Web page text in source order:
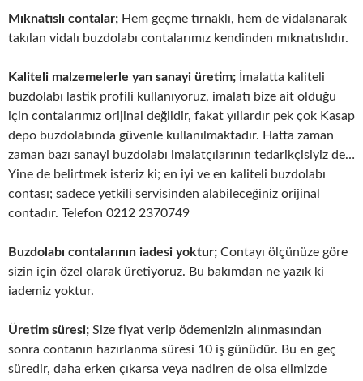
Mıknatıslı contalar; Hem geçme tırnaklı, hem de vidalanarak
takılan vidalı buzdolabı contalarımız kendinden mıknatıslıdır.
Kaliteli malzemelerle yan sanayi üretim; İmalatta kaliteli
buzdolabı lastik profili kullanıyoruz, imalatı bize ait olduğu
için contalarımız orijinal değildir, fakat yıllardır pek çok Kasap
depo buzdolabında güvenle kullanılmaktadır. Hatta zaman
zaman bazı sanayi buzdolabı imalatçılarının tedarikçisiyiz de…
Yine de belirtmek isteriz ki; en iyi ve en kaliteli buzdolabı
contası; sadece yetkili servisinden alabileceğiniz orijinal
contadır. Telefon 0212 2370749
Buzdolabı contalarının iadesi yoktur; Contayı ölçünüze göre
sizin için özel olarak üretiyoruz. Bu bakımdan ne yazık ki
iademiz yoktur.
Üretim süresi; Size fiyat verip ödemenizin alınmasından
sonra contanın hazırlanma süresi 10 iş günüdür. Bu en geç
süredir, daha erken çıkarsa veya nadiren de olsa elimizde